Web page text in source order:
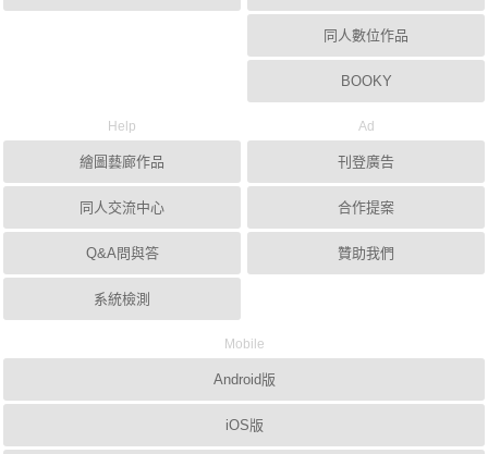
同人數位作品
BOOKY
Help
繪圖藝廊作品
同人交流中心
Q&A問與答
系統檢測
Ad
刊登廣告
合作提案
贊助我們
Mobile
Android版
iOS版